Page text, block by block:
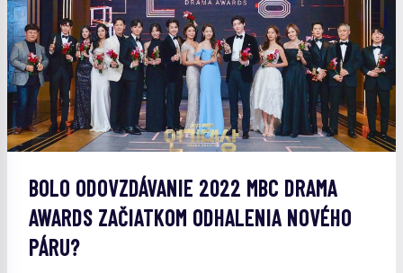
BOLO ODOVZDÁVANIE 2022 MBC DRAMA
AWARDS ZAČIATKOM ODHALENIA NOVÉHO
PÁRU?